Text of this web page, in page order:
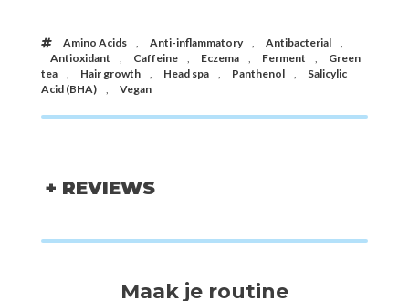
Amino Acids Anti-inflammatory Antibacterial
Antioxidant
Caffeine Eczema Ferment
Green
tea
Hair growth Head spa Panthenol
Salicylic
Acid (BHA)
Vegan
+ REVIEWS
Maak je routine